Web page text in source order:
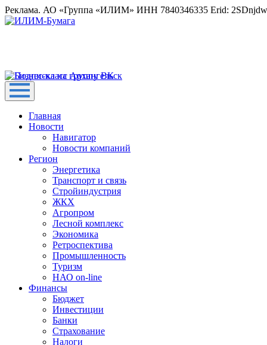
Реклама. АО «Группа «ИЛИМ» ИНН 7840346335 Erid:
Главная
Новости
Навигатор
Новости компаний
Регион
Энергетика
Транспорт и связь
Стройиндустрия
ЖКХ
Агропром
Лесной комплекс
Экономика
Ретроспектива
Промышленность
Туризм
НАО on-line
Финансы
Бюджет
Инвестиции
Банки
Страхование
Налоги